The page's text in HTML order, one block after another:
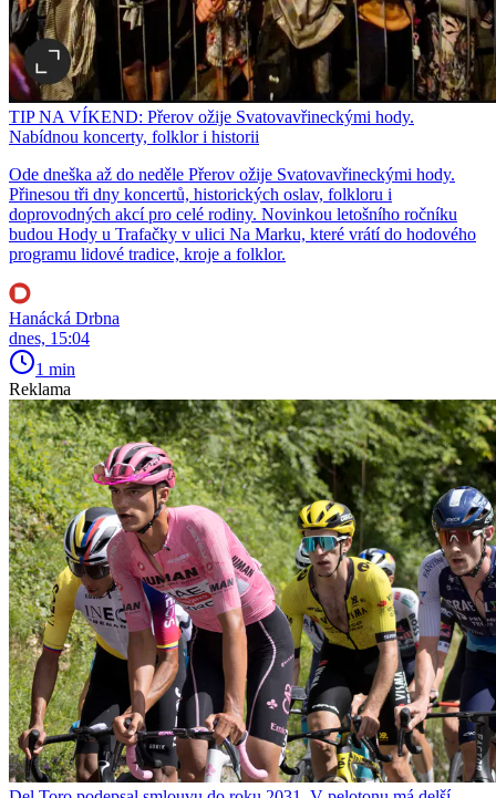
TIP NA VÍKEND: Přerov ožije Svatovavřineckými hody.
Nabídnou koncerty, folklor i historii
Ode dneška až do neděle Přerov ožije Svatovavřineckými hody.
Přinesou tři dny koncertů, historických oslav, folkloru i
doprovodných akcí pro celé rodiny. Novinkou letošního ročníku
budou Hody u Trafačky v ulici Na Marku, které vrátí do hodového
programu lidové tradice, kroje a folklor.
Hanácká Drbna
dnes, 15:04
1 min
Reklama